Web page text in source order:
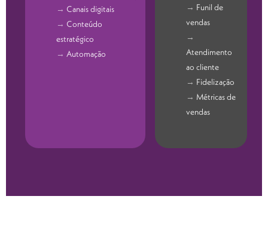
Canais digitais
Conteúdo
estratégico
Automação
Funil de
vendas
Atendimento
ao cliente
Fidelização
Métricas de
vendas